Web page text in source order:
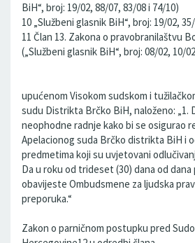
BiH“, broj: 19/02, 88/07, 83/08 i 74/10)
10 „Službeni glasnik BiH“, broj: 19/02,
11 Član 13. Zakona o pravobranilaštvu
(„Službeni glasnik BiH“, broj: 08/02, 10/
upućenom Visokom sudskom i
sudu Distrikta Brčko BiH, naloženo: „1.
neophodne radnje kako bi se osigurao
Apelacionog suda Brčko distrikta BiH i
predmetima koji su uvjetovani
Da u roku od trideset (30) dana od
obavijeste Ombudsmene za ljudska
preporuka.“
Zakon o parničnom postupku pred